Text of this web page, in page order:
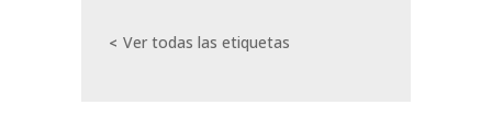
Ver todas las etiquetas